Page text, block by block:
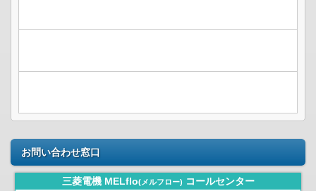
お問い合わせ窓口
三菱電機 MELflo(メルフロー) コールセンター